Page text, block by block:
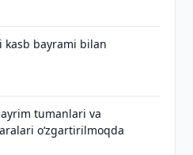
kasb bayrami bilan
tumanlari va
oʻzgartirilmoqda